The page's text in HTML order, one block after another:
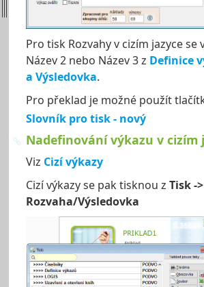
Pro tisk Rozvahy v cizím jazyce se
Název 2 nebo Název 3 z Definice
a Výsledovka.
Pro překlad je možné použít
Slovník pro tisk - nový
Nadefinování výkazu v cizím
Viz Cizí výkazy
Cizí výkazy se pak tisknou z Tisk -
Rozvaha/Výsledovka